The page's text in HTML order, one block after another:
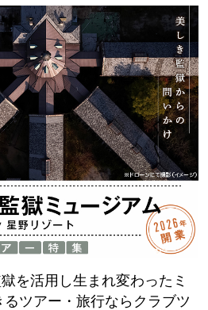
を活用し生まれ変わったミ
ツアー・旅⾏ならクラブツ